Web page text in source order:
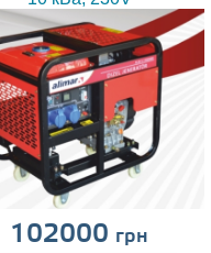
102000 грн